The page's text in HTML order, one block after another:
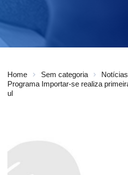
Home Sem categoria
Notícias
Programa Importar-se realiza
ul